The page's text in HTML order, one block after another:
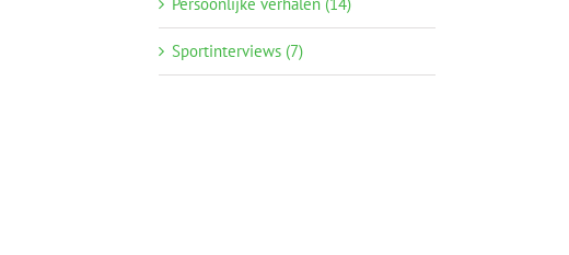
Sportinterviews (7)